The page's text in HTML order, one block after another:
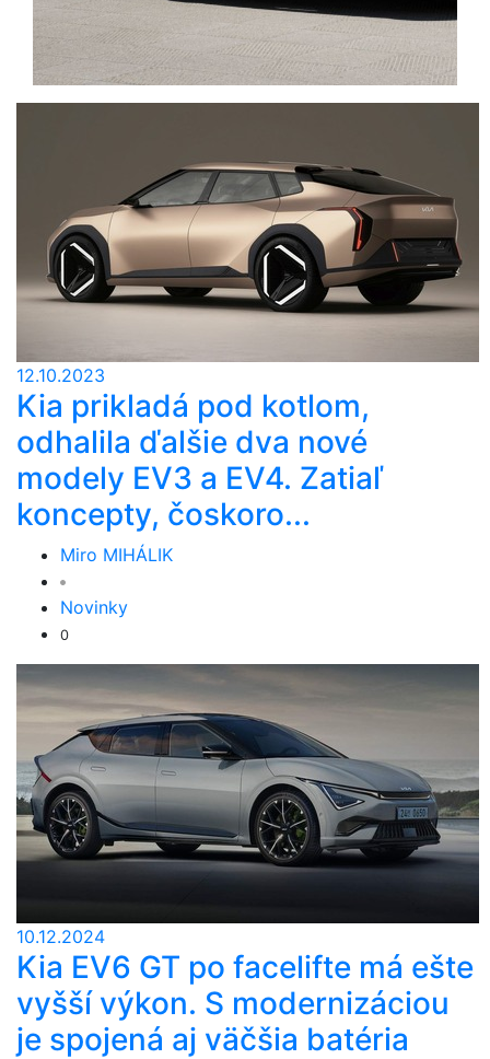
12.10.2023
Kia prikladá pod kotlom,
odhalila ďalšie dva nové
modely EV3 a EV4. Zatiaľ
koncepty, čoskoro...
Miro MIHÁLIK
Novinky
0
10.12.2024
Kia EV6 GT po facelifte má ešte
vyšší výkon. S modernizáciou
je spojená aj väčšia batéria